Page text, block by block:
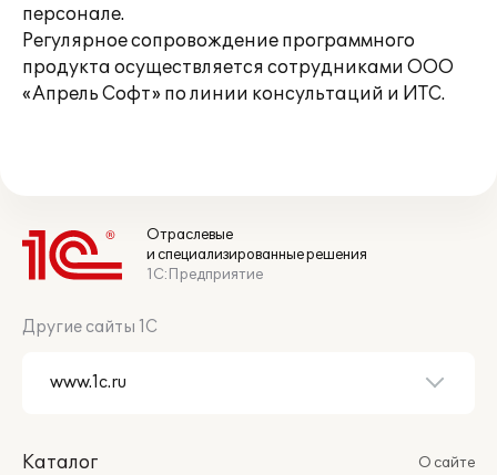
персонале.
Регулярное сопровождение программного
продукта осуществляется сотрудниками ООО
«Апрель Софт» по линии консультаций и ИТС.
Отраслевые
и специализированные решения
1С:Предприятие
Другие сайты 1С
Каталог
О сайте